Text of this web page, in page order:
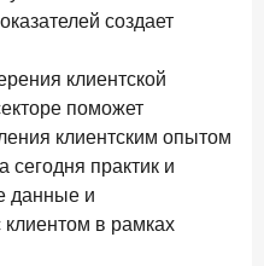
обслуживание —
брокера
сберегательных
и на ТВ
сберегателей
к диверсификации
создает
клиентской
поможет
клиентским опытом
сегодня практик и
данные и
в рамках